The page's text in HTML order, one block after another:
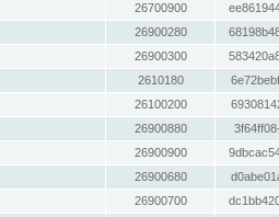
26700900
26900280
26900300
2610180
26100200
26900880
26900900
26900680
26900700